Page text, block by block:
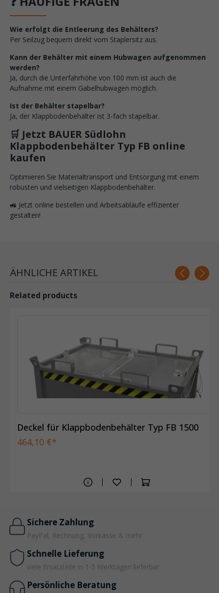
Wie erfolgt die Entleerung des Behälters?
Per Seilzug bequem direkt vom Staplersitz aus.
Kann der Behälter mit einem Hubwagen aufgenommen
werden?
Ja, durch die Unterfahrhöhe von 100 mm ist auch die
Aufnahme mit einem Gabelhubwagen möglich.
Ist der Behälter stapelbar?
Ja, der Klappbodenbehälter ist 3-fach stapelbar.
🛒 Jetzt BAUER Südlohn
Klappbodenbehälter Typ FB online
kaufen
Optimieren Sie Materialtransport und Entsorgung mit einem
robusten und vielseitigen Klappbodenbehälter.
🚜 Jetzt online bestellen und Arbeitsabläufe effizienter
gestalten!
ÄHNLICHE ARTIKEL
Related products
Deckel für Klappbodenbehälter Typ FB 1500
464,10 €*
Sichere Zahlung
PayPal, Rechnung, Vorkasse & mehr
Schnelle Lieferung
viele Ersatzteile in 1-5 Werktagen lieferbar
Persönliche Beratung